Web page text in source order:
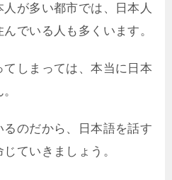
が多い都市では、日本人
でいる人も多くいます。
しまっては、本当に日本
のだから、日本語を話す
ていきましょう。